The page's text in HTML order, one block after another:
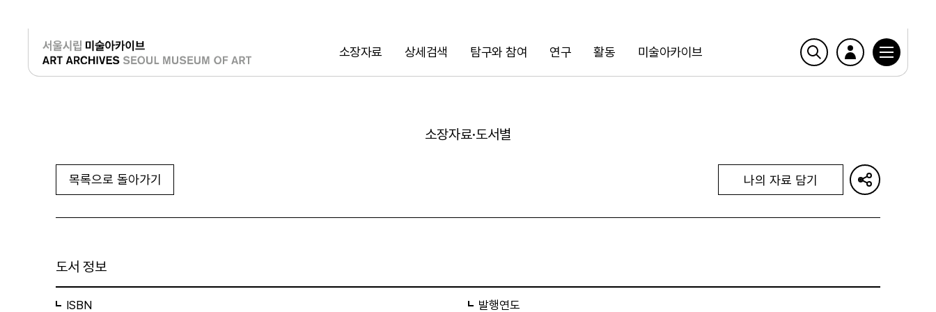
소장자료 상세검색 탐구와 참여 연구 활동 미술아카이브
검색
로그인
소장자료·도서별
목록으로 돌아가기 나의 자료 담기
도서 정보
ISBN 발행연도